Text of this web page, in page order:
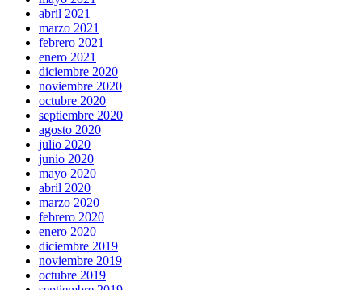
abril 2021
marzo 2021
febrero 2021
enero 2021
diciembre 2020
noviembre 2020
octubre 2020
septiembre 2020
agosto 2020
julio 2020
junio 2020
mayo 2020
abril 2020
marzo 2020
febrero 2020
enero 2020
diciembre 2019
noviembre 2019
octubre 2019